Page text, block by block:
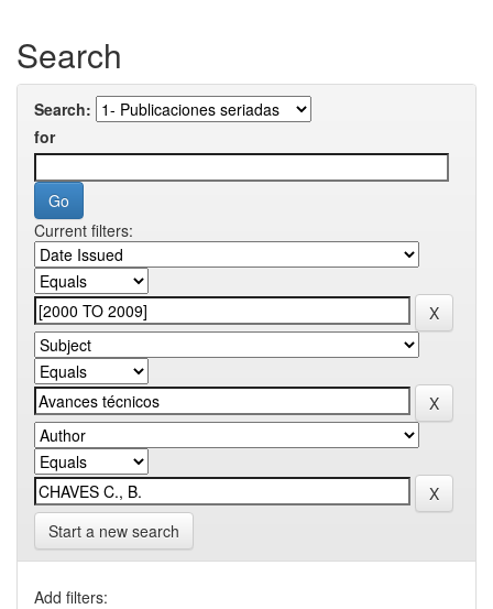
Search
Search:
for
Current filters:
Start a new search
Add filters: